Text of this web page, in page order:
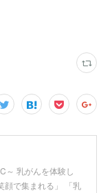
～ 乳がんを体験し
顔で集まれる」 「乳